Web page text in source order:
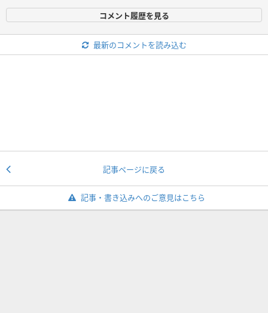
コメント履歴を見る
最新のコメントを読み込む
記事ページに戻る
記事・書き込みへのご意見はこちら